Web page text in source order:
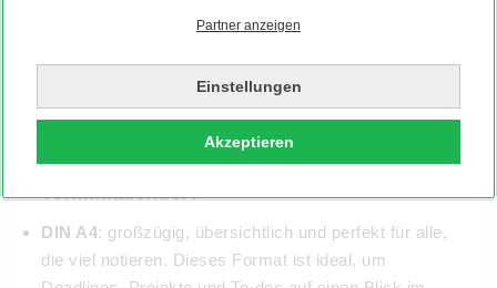
Partner anzeigen
Einstellungen
Akzeptieren
Welches Format passt zu Deinem
Terminkalender?
DIN A4: großzügig, übersichtlich und perfekt für alle,
die viel notieren. Dieses Format ist ideal, um